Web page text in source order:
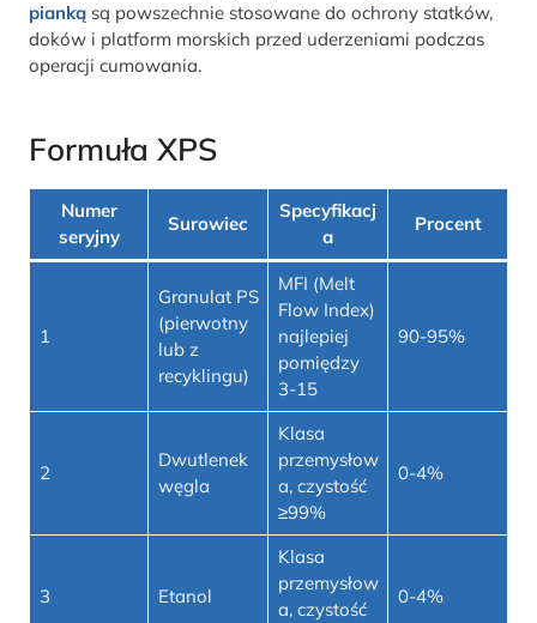
pianką są powszechnie stosowane do ochrony statków,
doków i platform morskich przed uderzeniami podczas
operacji cumowania.
Formuła XPS
Numer
seryjny
Surowiec
Specyfikacj
a
Procent
1
Granulat PS
(pierwotny
lub z
recyklingu)
MFI (Melt
Flow Index)
najlepiej
pomiędzy
3-15
90-95%
2
Dwutlenek
węgla
Klasa
przemysłow
a, czystość
≥99%
0-4%
3 Etanol
Klasa
przemysłow
a, czystość
0-4%